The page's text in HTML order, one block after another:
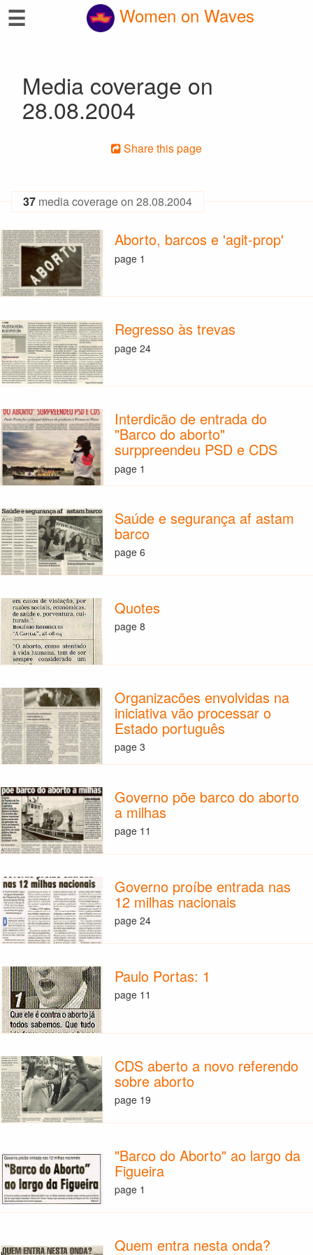
☰ Women on Waves
Media coverage on
28.08.2004
Share this page
37 media coverage on 28.08.2004
Aborto, barcos e 'agit-prop'
page 1
Regresso às trevas
page 24
Interdicão de entrada do
"Barco do aborto"
surppreendeu PSD e CDS
page 1
Saúde e segurança af astam
barco
page 6
Quotes
page 8
Organizacões envolvidas na
iniciativa vão processar o
Estado português
page 3
Governo põe barco do aborto
a milhas
page 11
Governo proíbe entrada nas
12 milhas nacionais
page 24
Paulo Portas: 1
page 11
CDS aberto a novo referendo
sobre aborto
page 19
"Barco do Aborto" ao largo da
Figueira
page 1
Quem entra nesta onda?